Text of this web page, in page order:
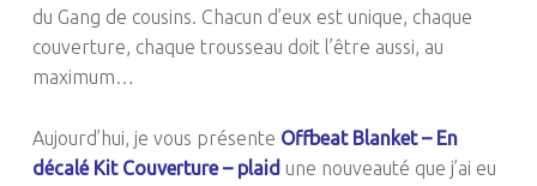
du Gang de cousins. Chacun d’eux est unique, chaque
couverture, chaque trousseau doit l’être aussi, au
maximum…
Aujourd’hui, je vous présente Offbeat Blanket – En
décalé Kit Couverture – plaid une nouveauté que j’ai eu